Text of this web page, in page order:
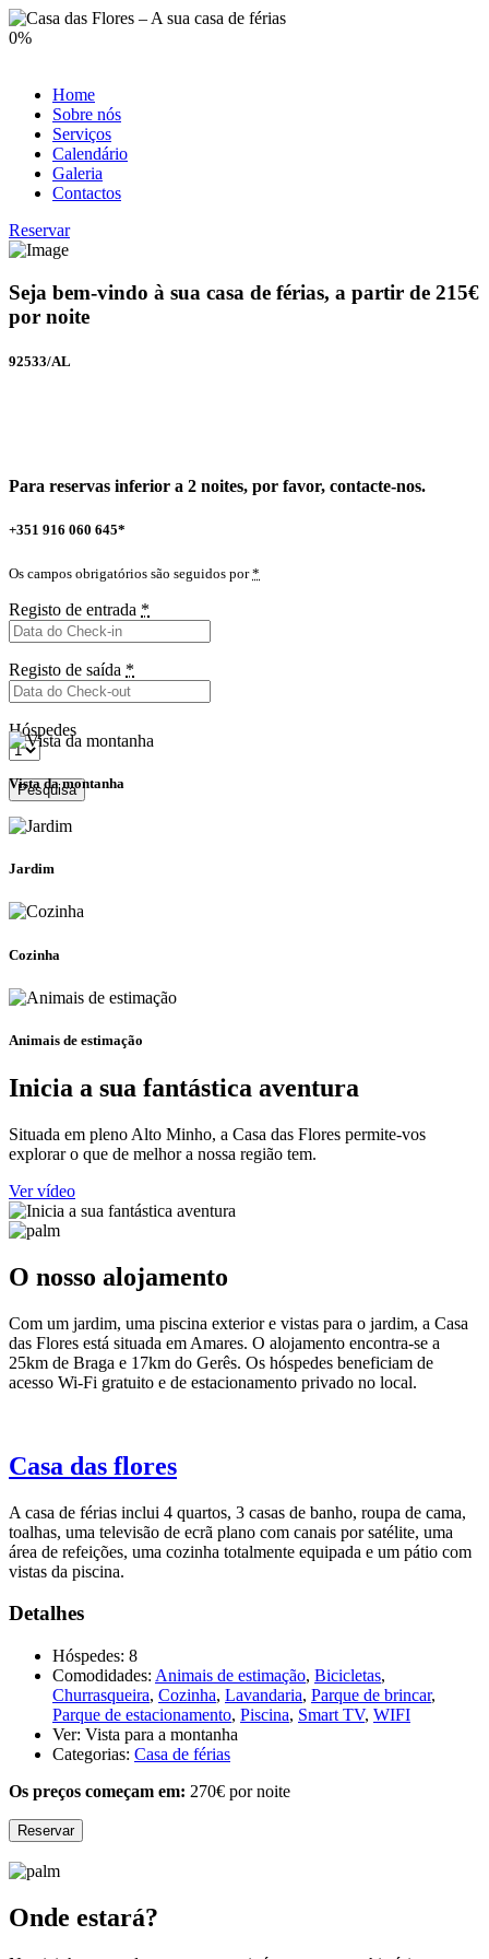
0%
Home
Sobre nós
Serviços
Calendário
Galeria
Contactos
Reservar
Seja bem-vindo à sua casa de férias, a partir de 215€
por noite
92533/AL
Para reservas inferior a 2 noites, por favor, contacte-nos.
+351 916 060 645*
Os campos obrigatórios são seguidos por*
Registo de entrada *
Registo de saída *
Hóspedes
Pesquisa
Vista da montanha
Jardim
Cozinha
Animais de estimação
Inicia a sua fantástica aventura
Situada em pleno Alto Minho, a Casa das Flores permite-vos
explorar o que de melhor a nossa região tem.
Ver vídeo
O nosso alojamento​
Com um jardim, uma piscina exterior e vistas para o jardim, a Casa
das Flores está situada em Amares. O alojamento encontra-se a
25km de Braga e 17km do Gerês. Os hóspedes beneficiam de
acesso Wi-Fi gratuito e de estacionamento privado no local.
Casa das flores
A casa de férias inclui 4 quartos, 3 casas de banho, roupa de cama,
toalhas, uma televisão de ecrã plano com canais por satélite, uma
área de refeições, uma cozinha totalmente equipada e um pátio com
vistas da piscina.
Detalhes
Hóspedes: 8
Comodidades: Animais de estimação, Bicicletas,
Churrasqueira, Cozinha, Lavandaria, Parque de brincar,
Parque de estacionamento, Piscina, Smart TV, WIFI
Ver: Vista para a montanha
Categorias: Casa de férias
Os preços começam em: 270€ por noite
Reservar
Onde estará?